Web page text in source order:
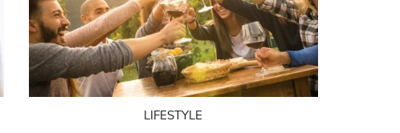
LIFESTYLE